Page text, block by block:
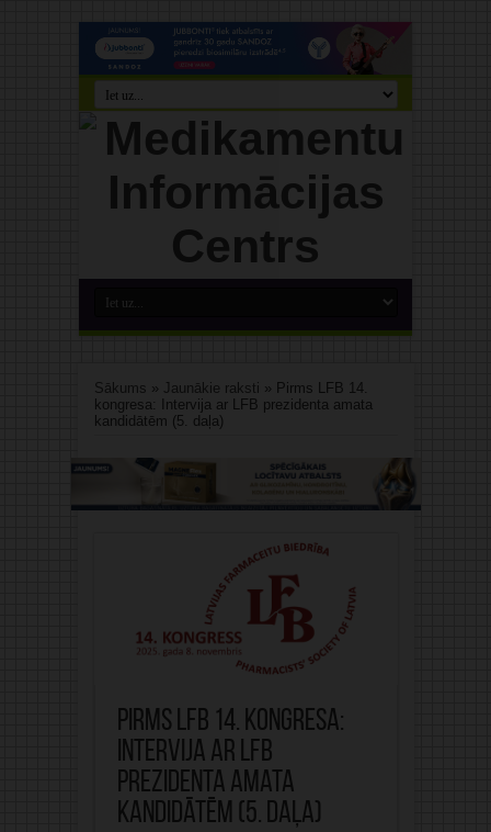
Sākums » Jaunākie raksti » Pirms LFB 14.
kongresa: Intervija ar LFB prezidenta amata
kandidātēm (5. daļa)
Pirms LFB 14. kongresa:
Intervija ar LFB
prezidenta amata
kandidātēm (5. daļa)